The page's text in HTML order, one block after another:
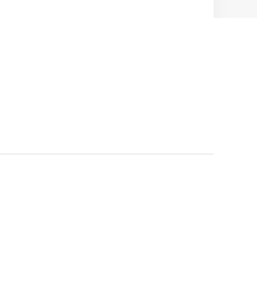
home country of
has made…